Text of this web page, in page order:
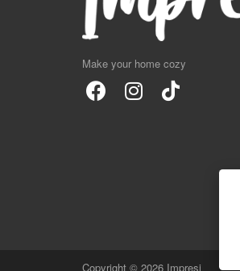
Make your home cozy
Copyright © 2026 Impresi